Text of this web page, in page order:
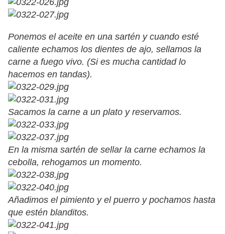
Ponemos el aceite en una sartén y cuando esté
caliente echamos los dientes de ajo, sellamos la
carne a fuego vivo. (Si es mucha cantidad lo
hacemos en tandas).
Sacamos la carne a un plato y reservamos.
En la misma sartén de sellar la carne echamos la
cebolla, rehogamos un momento.
Añadimos el pimiento y el puerro y pochamos hasta
que estén blanditos.